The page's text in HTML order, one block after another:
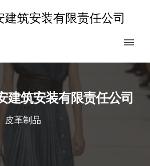
建筑安装有限责任公司
建筑安装有限责任公司
皮革制品